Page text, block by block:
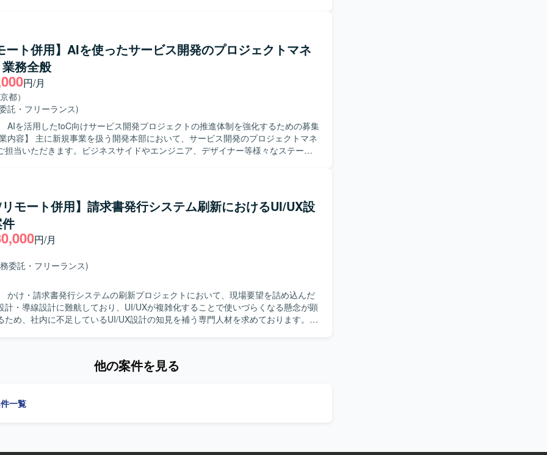
どを行っていただきます。 【求める人物像】 複数部門・複数組織が関
件の中で、主体的に論点を整理しながら関係者と円滑にコミュニケーションを取
プロジェクトを推進できる方を求めております。また、業務システム開発におけ
を理解し、ドキュメント作成を通じて情報をわかりやすく整理できる方が望まし
いただけます。利用者増加に伴う業務課題の解決に直結するシステム開発の中核
、上流からのプロジェクトマネジメント経験を積むことができます。複数本部に
体制のもとで、横断的な調整力やマネジメントスキルを高められる環境です。
Flutter、Java、TypeScript、SpringBoot、PostgreSQL、React、AWS などを用い
発となります。
ート併用】AIを使ったサービス開発のプロジェクトマネ
務全般
円/月
都）
託・フリーランス)
AIを活用したtoC向けサービス開発プロジェクトの推進体制を強化するための募集
担当いただきます。ビジネスサイドやエンジニア、デザイナー等様々なステーク
ストンの策定、およびスケジュール調整を行います。 ・担当プロダクトに関する
作成、管理および運用を行います。 ・複数の開発プロジェクトの進行リードと進
ます。 ・プロジェクトの立ち上げからリリースまでの一貫した推進とタスク管理
めていま
ニアまたはエンジニアと密にプロダクト・システム開発のPMをされてきた方が望
開発部署以外のステークホルダーとのコミュニケーションの経験があり、AI利活
心を持ち実務でも取り組んでいる方を歓迎いたします。現状に甘えず自ら課題を
方、相手の期待値を理解し丁寧なコミュニケーションでステークホルダーと調整
の魅力】 AI関連のtoC向けプロダクトに関わりなが
発プロジェクトをリードできる環境です。ビジネスサイドからエンジニア、デザ
戦略開発部全体は約20名、プロダクト/プロジェクトマネジメントチームは約6名
プロジェクト管理にNotion、Google Workspace、Confluence、開発タスク管理に
モート併用】請求書発行システム刷新におけるUI/UX設
円/月
委託・フリーランス)
かけ・請求書発行システムの刷新プロジェクトにおいて、現場要望を詰め込んだ
計・導線設計に難航しており、UI/UXが複雑化することで使いづらくなる懸念が顕
ため、社内に不足しているUI/UX設計の知見を補う専門人材を求めております。
ビジュアルデザイン作成、レイアウト設計、配色・UIパーツ設計、操作性を考慮
ター／PMと連携しながらエンジニア実装を見据えたデザイン仕様をアウトプット
他の案件を見る
一覧